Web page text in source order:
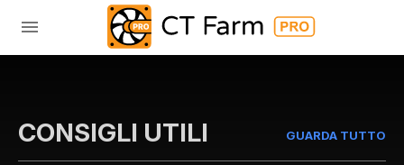
CONSIGLI UTILI GUARDA TUTTO